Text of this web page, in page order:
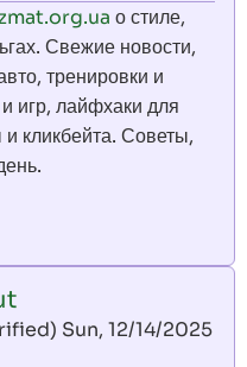
о стиле,
Свежие новости,
тренировки и
игр, лайфхаки для
кликбейта. Советы,
Sun, 12/14/2025